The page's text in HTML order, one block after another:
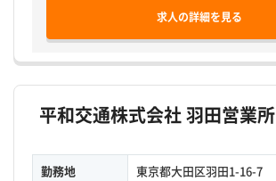
求人の詳細を見る
平和交通株式会社 羽田営業所
勤務地
東京都大田区羽田1-16-7